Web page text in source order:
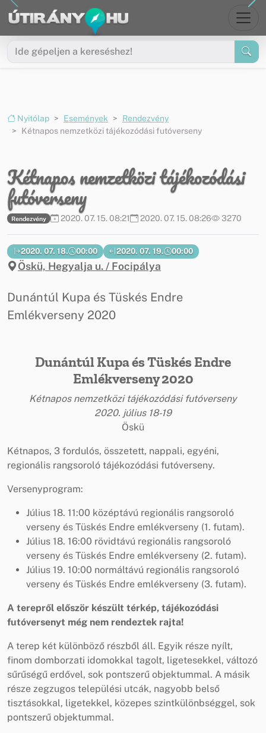
Ugrás a menüre
Ugrás a tartalomra
Nyitólap Események
Rendezvény
Kétnapos nemzetközi tájékozódási futóverseny
Kétnapos nemzetközi tájékozódási
futóverseny
Rendezvény 2020. 07. 15. 08:21 2020. 07. 15. 08:26 3270
2020. 07. 18. 00:00 2020. 07. 19. 00:00
Öskü, Hegyalja u. / Focipálya
Dunántúl Kupa és Tüskés Endre
Emlékverseny 2020
Dunántúl Kupa és Tüskés Endre
Emlékverseny 2020
Kétnapos nemzetközi tájékozódási futóverseny
2020. július 18-19
Öskü
Kétnapos, 3 fordulós, összetett, nappali, egyéni,
regionális rangsoroló tájékozódási futóverseny.
Versenyprogram:
Július 18. 11:00 középtávú regionális rangsoroló
verseny és Tüskés Endre emlékverseny (1. futam).
Július 18. 16:00 rövidtávú regionális rangsoroló
verseny és Tüskés Endre emlékverseny (2. futam).
Július 19. 10:00 normáltávú regionális rangsoroló
verseny és Tüskés Endre emlékverseny (3. futam).
A terepről először készült térkép, tájékozódási
futóversenyt még nem rendeztek rajta!
A terep két különböző részből áll. Egyik része nyílt,
finom domborzati idomokkal tagolt, ligetesekkel, változó
sűrűségű erdővel, sok pontszerű objektummal. A másik
része zegzugos települési utcák, nagyobb belső
tisztásokkal, ligetekkel, közepes szintkülönbséggel, sok
pontszerű objektummal.